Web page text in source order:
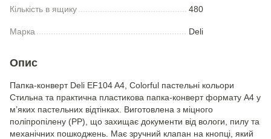
Кількість в ящику 480
Марка Deli
Опис
Папка-конверт Deli EF104 A4, Colorful пастельні кольори
Стильна та практична пластикова папка-конверт формату A4 у
м’яких пастельних відтінках. Виготовлена з міцного
поліпропілену (PP), що захищає документи від вологи, пилу та
механічних пошкоджень. Має зручний клапан на кнопці, який